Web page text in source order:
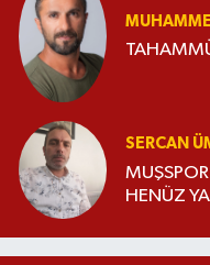
SERCAN
HENÜZ